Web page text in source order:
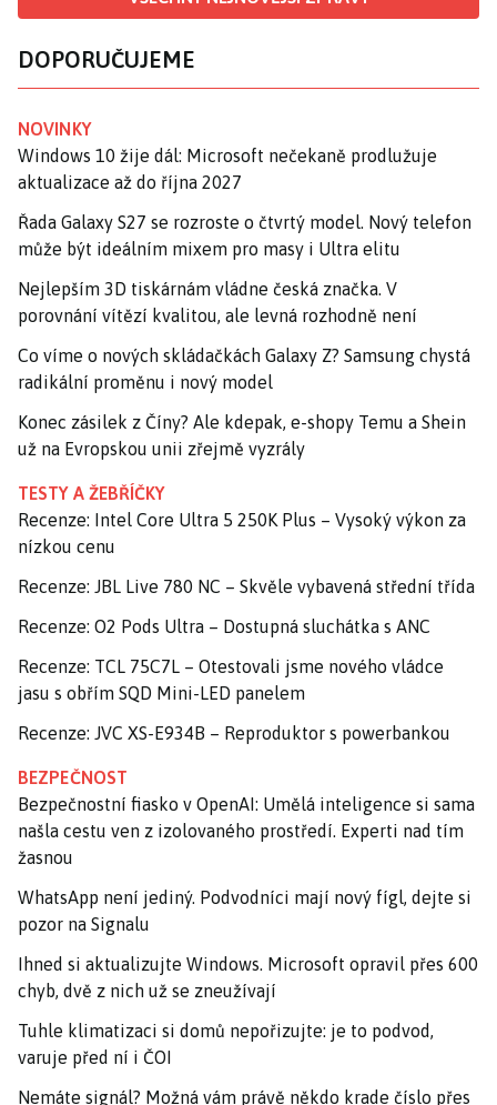
DOPORUČUJEME
NOVINKY
Windows 10 žije dál: Microsoft nečekaně prodlužuje
aktualizace až do října 2027
Řada Galaxy S27 se rozroste o čtvrtý model. Nový telefon
může být ideálním mixem pro masy i Ultra elitu
Nejlepším 3D tiskárnám vládne česká značka. V
porovnání vítězí kvalitou, ale levná rozhodně není
Co víme o nových skládačkách Galaxy Z? Samsung chystá
radikální proměnu i nový model
Konec zásilek z Číny? Ale kdepak, e-shopy Temu a Shein
už na Evropskou unii zřejmě vyzrály
TESTY A ŽEBŘÍČKY
Recenze: Intel Core Ultra 5 250K Plus – Vysoký výkon za
nízkou cenu
Recenze: JBL Live 780 NC – Skvěle vybavená střední třída
Recenze: O2 Pods Ultra – Dostupná sluchátka s ANC
Recenze: TCL 75C7L – Otestovali jsme nového vládce
jasu s obřím SQD Mini-LED panelem
Recenze: JVC XS-E934B – Reproduktor s powerbankou
BEZPEČNOST
Bezpečnostní fiasko v OpenAI: Umělá inteligence si sama
našla cestu ven z izolovaného prostředí. Experti nad tím
žasnou
WhatsApp není jediný. Podvodníci mají nový fígl, dejte si
pozor na Signalu
Ihned si aktualizujte Windows. Microsoft opravil přes 600
chyb, dvě z nich už se zneužívají
Tuhle klimatizaci si domů nepořizujte: je to podvod,
varuje před ní i ČOI
Nemáte signál? Možná vám právě někdo krade číslo přes